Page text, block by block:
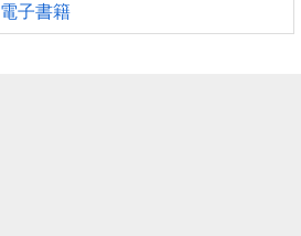
電子書籍